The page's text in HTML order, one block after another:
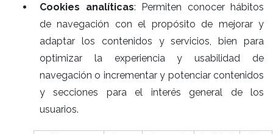
Cookies analíticas: Permiten conocer hábitos
de navegación con el propósito de mejorar y
adaptar los contenidos y servicios, bien para
optimizar la experiencia y usabilidad de
navegación o incrementar y potenciar contenidos
y secciones para el interés general de los
usuarios.